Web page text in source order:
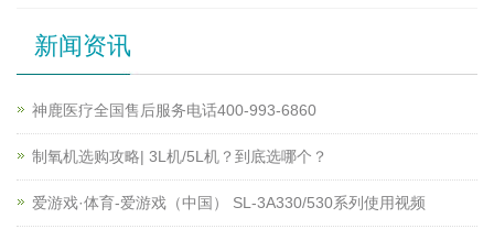
新闻资讯
神鹿医疗全国售后服务电话400-993-6860
制氧机选购攻略| 3L机/5L机？到底选哪个？
爱游戏·体育-爱游戏（中国） SL-3A330/530系列使用视频